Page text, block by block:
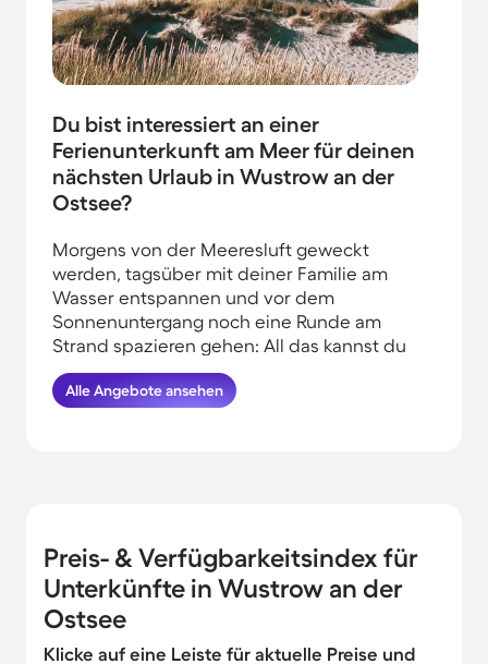
Du bist interessiert an einer
Ferienunterkunft am Meer für deinen
nächsten Urlaub in Wustrow an der
Ostsee?
Morgens von der Meeresluft geweckt
werden, tagsüber mit deiner Familie am
Wasser entspannen und vor dem
Sonnenuntergang noch eine Runde am
Strand spazieren gehen: All das kannst du
erleben, wenn du deinen Urlaub am
Wasser in Wustrow an der Ostsee
Alle Angebote ansehen
Preis- & Verfügbarkeitsindex für
Unterkünfte in Wustrow an der
Ostsee
Klicke auf eine Leiste für aktuelle Preise und